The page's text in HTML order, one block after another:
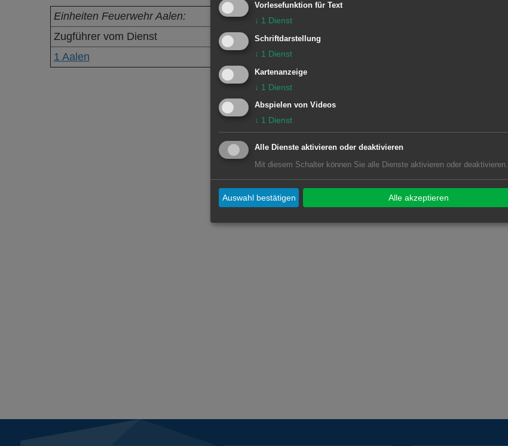
Einheiten Feuerwehr Aalen:
Zugführer vom Dienst
1 Aalen
Vorlesefunktion für Text
↓ 1 Dienst
Schriftdarstellung
↓ 1 Dienst
Kartenanzeige
↓ 1 Dienst
Abspielen von Videos
↓ 1 Dienst
Alle Dienste aktivieren oder deaktivieren
Mit diesem Schalter können Sie alle Dienste aktivieren oder deaktivieren.
Auswahl bestätigen Alle akzeptieren